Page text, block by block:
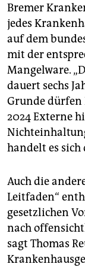
Bremer
jedes
auf dem
mit der
Mangelware.
dauert sechs
Grunde dürfen
2024 Externe
handelt es sich
Auch die
Leitfaden“
gesetzlichen
nach
sagt Thomas